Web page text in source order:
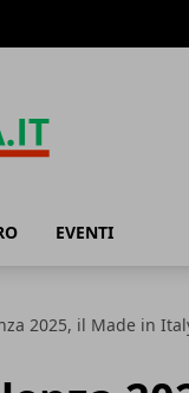
EVENTI
2025, il Made in